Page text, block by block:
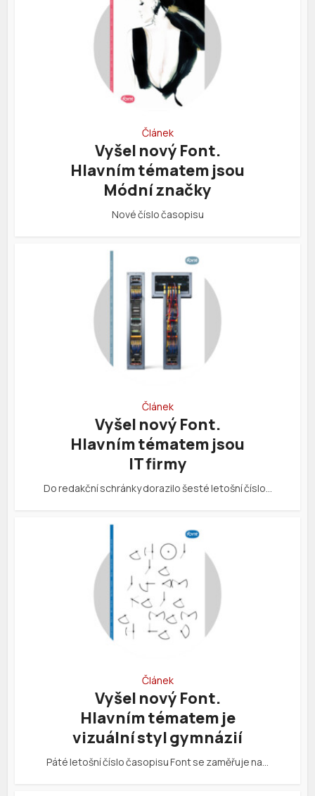
Článek
Vyšel nový Font.
Hlavním tématem jsou
Módní značky
Nové číslo časopisu
Článek
Vyšel nový Font.
Hlavním tématem jsou
IT firmy
Do redakční schránky dorazilo šesté letošní číslo…
Článek
Vyšel nový Font.
Hlavním tématem je
vizuální styl gymnázií
Páté letošní číslo časopisu Font se zaměřuje na…